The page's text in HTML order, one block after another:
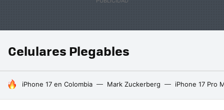
Celulares Plegables
HOY SE HABLA DE
iPhone 17 en Colombia Mark Zuckerberg iPhone 17 Pro